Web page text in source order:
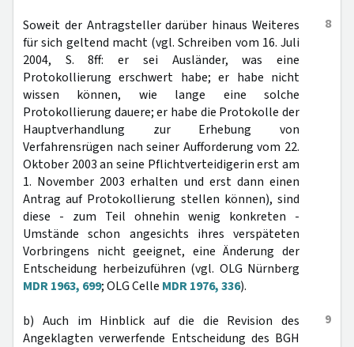
8
Soweit der Antragsteller darüber hinaus Weiteres
für sich geltend macht (vgl. Schreiben vom 16. Juli
2004, S. 8ff: er sei Ausländer, was eine
Protokollierung erschwert habe; er habe nicht
wissen können, wie lange eine solche
Protokollierung dauere; er habe die Protokolle der
Hauptverhandlung zur Erhebung von
Verfahrensrügen nach seiner Aufforderung vom 22.
Oktober 2003 an seine Pflichtverteidigerin erst am
1. November 2003 erhalten und erst dann einen
Antrag auf Protokollierung stellen können), sind
diese - zum Teil ohnehin wenig konkreten -
Umstände schon angesichts ihres verspäteten
Vorbringens nicht geeignet, eine Änderung der
Entscheidung herbeizuführen (vgl. OLG Nürnberg
MDR 1963, 699; OLG Celle MDR 1976, 336).
9
b) Auch im Hinblick auf die die Revision des
Angeklagten verwerfende Entscheidung des BGH